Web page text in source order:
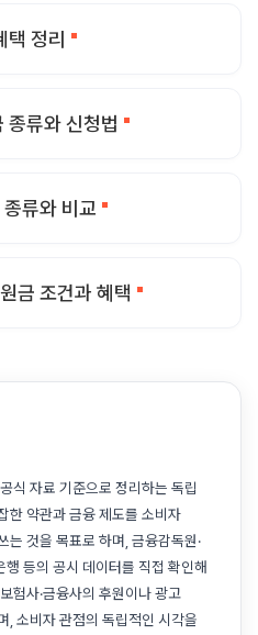
택 정리
종류와 신청법
류와 비교
금 조건과 혜택
식 자료 기준으로 정리하는 독립
한 약관과 금융 제도를 소비자
는 것을 목표로 하며, 금융감독원·
행 등의 공시 데이터를 직접 확인해
험사·금융사의 후원이나 광고
, 소비자 관점의 독립적인 시각을